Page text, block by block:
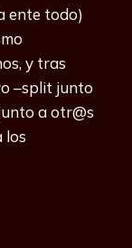
ente todo)
y tras
–split junto
a otr@s
los